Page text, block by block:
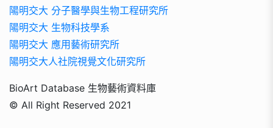
陽明交大 分子醫學與生物工程研究所
陽明交大 生物科技學系
陽明交大 應用藝術研究所
陽明交大人社院視覺文化研究所
BioArt Database 生物藝術資料庫
© All Right Reserved 2021